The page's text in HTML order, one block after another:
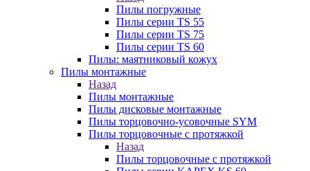
Пилы погружные
Пилы серии TS 55
Пилы серии TS 75
Пилы серии TS 60
Пилы: маятниковый кожух
Пилы монтажные
Назад
Пилы монтажные
Пилы дисковые монтажные
Пилы торцовочно-усовочные SYM
Пилы торцовочные с протяжкой
Назад
Пилы торцовочные с протяжкой